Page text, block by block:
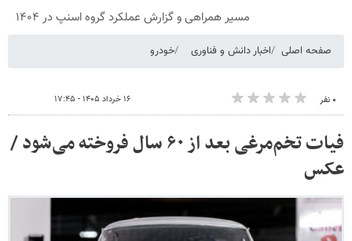
مسیر همراهی و گزارش عملکرد گروه اسنپ در ۱۴۰۴
صفحه اصلی اخبار دانش و فناوری خودرو
۰ نفر ۱۶ خرداد ۱۴۰۵ - ۱۷:۴۵
فیات تخم‌مرغی بعد از ۶۰ سال فروخته می‌شود /
عکس